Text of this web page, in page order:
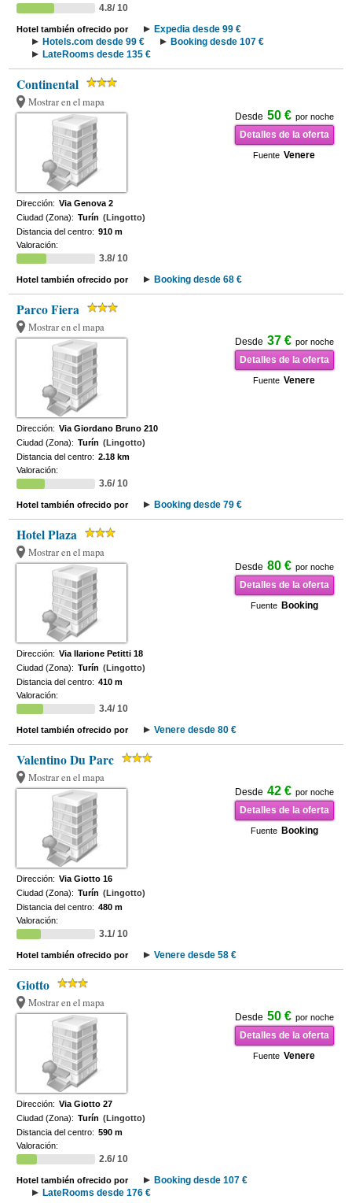
4.8/ 10
Hotel también ofrecido por
Expedia desde 99 €
Hotels.com desde 99 €
Booking desde 107 €
LateRooms desde 135 €
Continental
Mostrar en el mapa
Desde 50 € por noche
Detalles de la oferta
Fuente Venere
Dirección: Via Genova 2
Ciudad (Zona): Turín (Lingotto)
Distancia del centro: 910 m
Valoración:
3.8/ 10
Hotel también ofrecido por Booking desde 68 €
Parco Fiera
Mostrar en el mapa
Desde 37 € por noche
Detalles de la oferta
Fuente Venere
Dirección: Via Giordano Bruno 210
Ciudad (Zona): Turín (Lingotto)
Distancia del centro: 2.18 km
Valoración:
3.6/ 10
Hotel también ofrecido por Booking desde 79 €
Hotel Plaza
Mostrar en el mapa
Desde 80 € por noche
Detalles de la oferta
Fuente Booking
Dirección: Via Ilarione Petitti 18
Ciudad (Zona): Turín (Lingotto)
Distancia del centro: 410 m
Valoración:
3.4/ 10
Hotel también ofrecido por Venere desde 80 €
Valentino Du Parc
Mostrar en el mapa
Desde 42 € por noche
Detalles de la oferta
Fuente Booking
Dirección: Via Giotto 16
Ciudad (Zona): Turín (Lingotto)
Distancia del centro: 480 m
Valoración:
3.1/ 10
Hotel también ofrecido por Venere desde 58 €
Giotto
Mostrar en el mapa
Desde 50 € por noche
Detalles de la oferta
Fuente Venere
Dirección: Via Giotto 27
Ciudad (Zona): Turín (Lingotto)
Distancia del centro: 590 m
Valoración:
2.6/ 10
Hotel también ofrecido por
Booking desde 107 €
LateRooms desde 176 €